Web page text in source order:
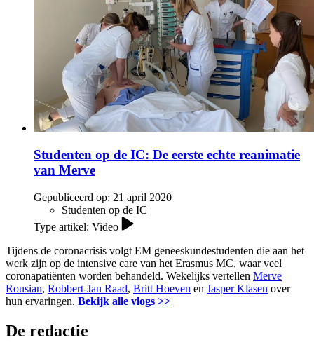
Studenten op de IC: De eerste echte reanimatie
van Merve
Gepubliceerd op: 21 april 2020
Studenten op de IC
Type artikel: Video
Tijdens de coronacrisis volgt EM geneeskundestudenten die aan het
werk zijn op de intensive care van het Erasmus MC, waar veel
coronapatiënten worden behandeld. Wekelijks vertellen Merve
Rousian, Robbert-Jan Raad, Britt Hoeven en Jasper Klasen over
hun ervaringen. Bekijk alle vlogs >>
De redactie